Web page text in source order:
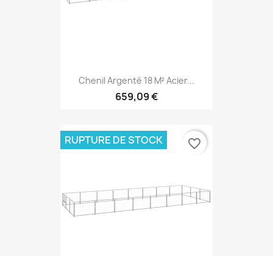
Chenil Argenté 18 M² Acier...
659,09 €
RUPTURE DE STOCK favorite_border